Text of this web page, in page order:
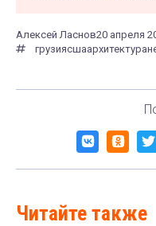
Алексей Ласнов20 апреля
грузиясшаархитектура
Читайте также